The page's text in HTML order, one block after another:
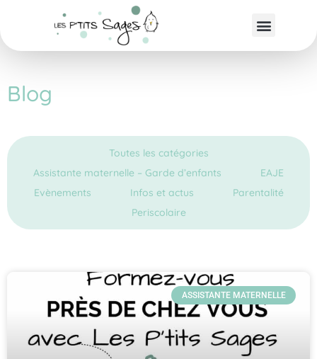
Blog
Toutes les catégories
Assistante maternelle – Garde d’enfants
EAJE
Evènements
Infos et actus
Parentalité
Periscolaire
ASSISTANTE MATERNELLE